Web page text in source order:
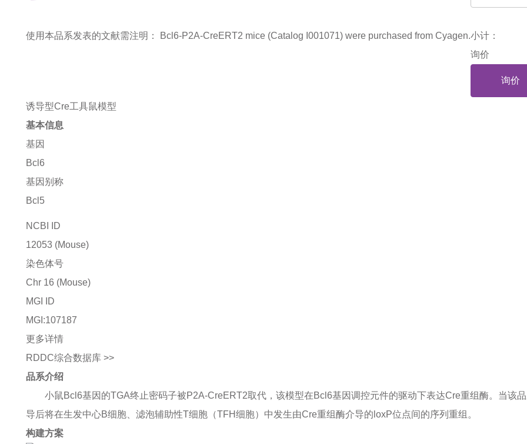
使用本品系发表的文献需注明： Bcl6-P2A-CreERT2 mice (Catalog I001071) were purchased from Cyagen.小计：
询价
询价
诱导型Cre工具鼠模型
基本信息
基因
Bcl6
基因别称
Bcl5
NCBI ID
12053 (Mouse)
染色体号
Chr 16 (Mouse)
MGI ID
MGI:107187
更多详情
RDDC综合数据库 >>
品系介绍
小鼠Bcl6基因的TGA终止密码子被P2A-CreERT2取代，该模型在Bcl6基因调控元件的驱动下表达Cre重组酶。当该
导后将在生发中心B细胞、滤泡辅助性T细胞（TFH细胞）中发生由Cre重组酶介导的loxP位点间的序列重组。
构建方案